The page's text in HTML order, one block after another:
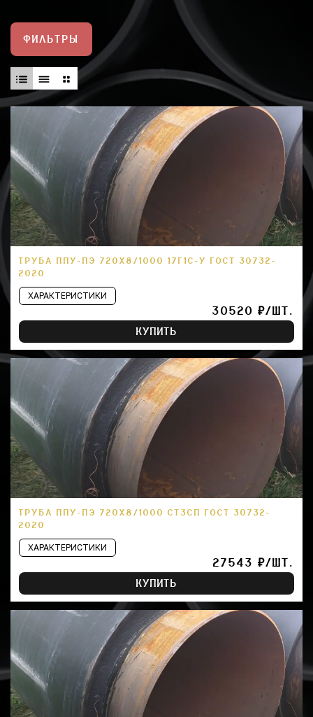
ФИЛЬТРЫ
ТРУБА ППУ-ПЭ 720Х8/1000 17Г1С-У ГОСТ 30732-
2020
ХАРАКТЕРИСТИКИ
30520 ₽/ШТ.
КУПИТЬ
ТРУБА ППУ-ПЭ 720Х8/1000 СТ3СП ГОСТ 30732-
2020
ХАРАКТЕРИСТИКИ
27543 ₽/ШТ.
КУПИТЬ